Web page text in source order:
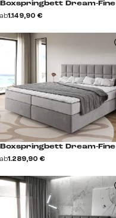
Boxspringbett Dream-Fine
ab1.149,90 €
Boxspringbett Dream-Fine
ab1.289,90 €